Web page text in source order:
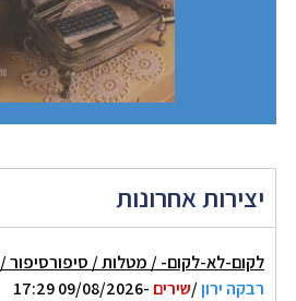
יצירות אחרונות
לקום-לא-לקום- / מטלות / סיפורסיפור /
רבקה ירון/שירים -09/08/2026 17:29